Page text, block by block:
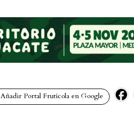
Añadir Portal Frutícola en Google